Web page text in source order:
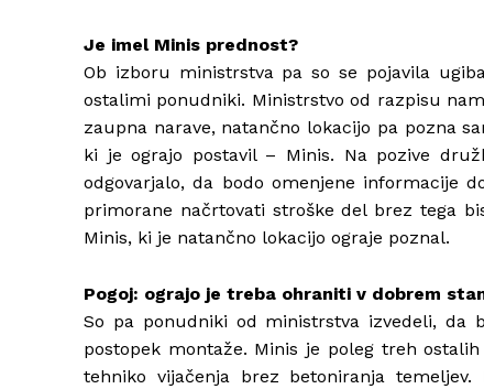
Je imel Minis prednost?
Ob izboru ministrstva pa so se pojavila
ostalimi ponudniki. Ministrstvo od razpisu
zaupna narave, natančno lokacijo pa pozna
ki je ograjo postavil – Minis. Na pozive
odgovarjalo, da bodo omenjene informacije
primorane načrtovati stroške del brez tega
Minis, ki je natančno lokacijo ograje poznal.
Pogoj: ograjo je treba ohraniti v dobrem
So pa ponudniki od ministrstva izvedeli, da
postopek montaže. Minis je poleg treh
tehniko vijačenja brez betoniranja